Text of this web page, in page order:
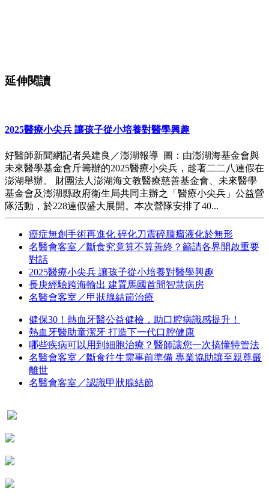
延伸閱讀
2025醫療小尖兵 讓孩子從小培養對醫學興趣
好醫師新聞網記者吳建良／澎湖報導 圖：由澎湖海基金會與
未來醫學基金會斤籌辦的2025醫療小尖兵，趁著二二八連假在
澎湖舉辦。 財團法人澎湖海文教醫療慈善基金會、未來醫學
基金會及澎湖縣政府衛生局共同主辦之「醫療小尖兵」公益營
隊活動，於228連假盛大展開。本次營隊安排了40...
癌症無創手術再進化 碎化刀震碎腫瘤液化於無形
名醫會客室／斷食究竟算不算善終？籲請各界開啟重要
對話
2025醫療小尖兵 讓孩子從小培養對醫學興趣
長庚經驗跨海輸出 建置馬國首間智慧病房
名醫會客室／甲狀腺結節治療
健保30！熱血牙醫公益健檢，助口腔病識感提升！
熱血牙醫助童潔牙 打造下一代口腔健康
哪些疾病可以用到細胞治療？醫師讓您一次搞懂特管法
名醫會客室／斷食往生需事前準備 專業協助讓至親尊嚴
離世
名醫會客室／認識甲狀腺結節